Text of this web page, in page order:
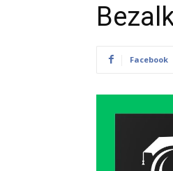
Facebook